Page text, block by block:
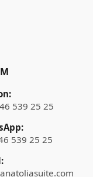
539 25 25
539 25 25